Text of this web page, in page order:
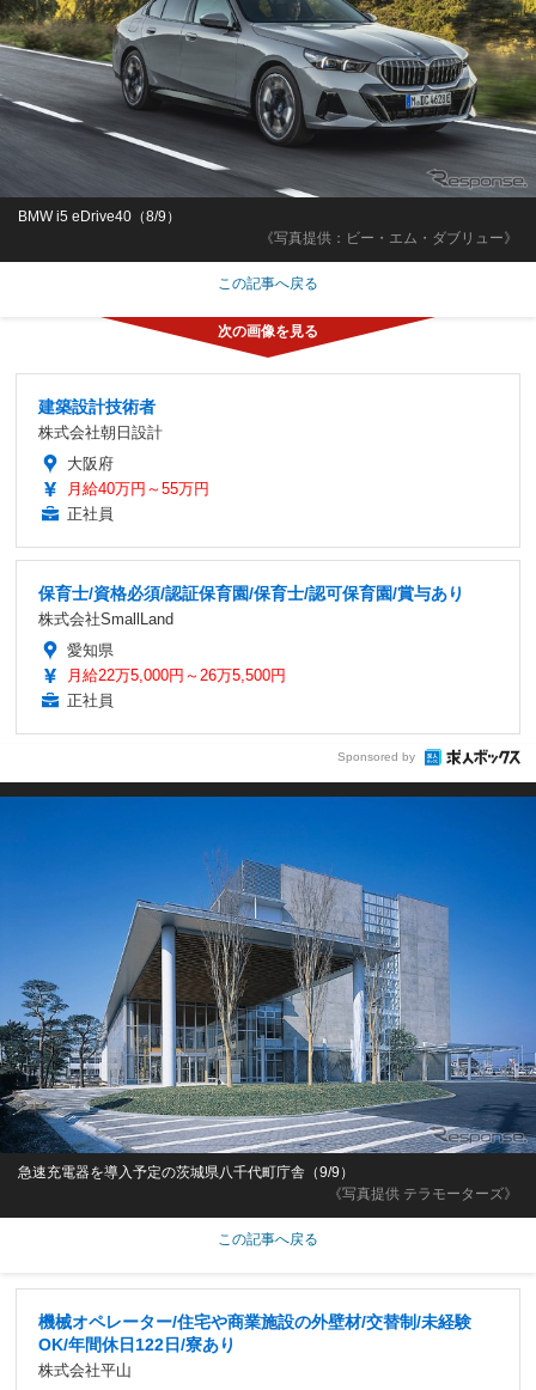
《写真提供：ビー・エム・ダブリュー》
BMW i5 eDrive40（8/9）
この記事へ戻る
建築設計技術者
株式会社朝日設計
大阪府
月給40万円～55万円
正社員
保育士/資格必須/認証保育園/保育士/認可保育園/賞与あり
株式会社SmallLand
愛知県
月給22万5,000円～26万5,500円
正社員
Sponsored by
《写真提供 テラモーターズ》
急速充電器を導入予定の茨城県八千代町庁舎（9/9）
この記事へ戻る
機械オペレーター/住宅や商業施設の外壁材/交替制/未経験
OK/年間休日122日/寮あり
株式会社平山